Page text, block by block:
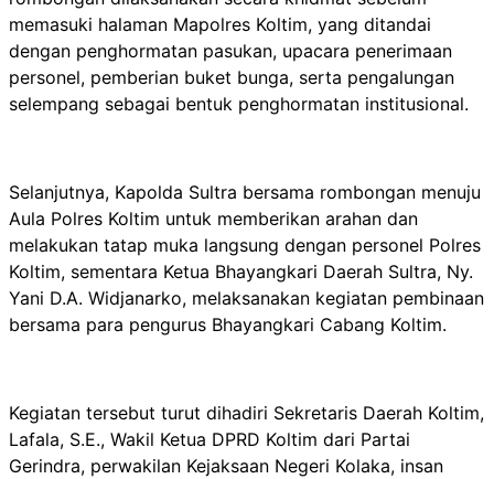
memasuki halaman Mapolres Koltim, yang ditandai
dengan penghormatan pasukan, upacara penerimaan
personel, pemberian buket bunga, serta pengalungan
selempang sebagai bentuk penghormatan institusional.
Selanjutnya, Kapolda Sultra bersama rombongan menuju
Aula Polres Koltim untuk memberikan arahan dan
melakukan tatap muka langsung dengan personel Polres
Koltim, sementara Ketua Bhayangkari Daerah Sultra, Ny.
Yani D.A. Widjanarko, melaksanakan kegiatan pembinaan
bersama para pengurus Bhayangkari Cabang Koltim.
Kegiatan tersebut turut dihadiri Sekretaris Daerah Koltim,
Lafala, S.E., Wakil Ketua DPRD Koltim dari Partai
Gerindra, perwakilan Kejaksaan Negeri Kolaka, insan